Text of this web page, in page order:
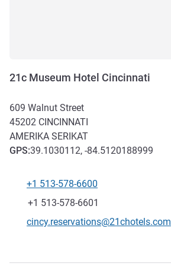
21c Museum Hotel Cincinnati
609 Walnut Street
45202 CINCINNATI
AMERIKA SERIKAT
GPS:39.1030112, -84.5120188999
Telepon
+1 513-578-6600
Fax
+1 513-578-6601
Email kontak
cincy.reservations@21chotels.com